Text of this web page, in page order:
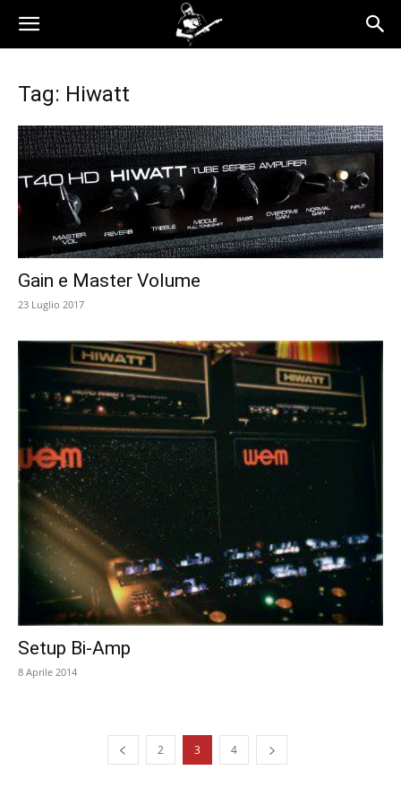
Tag: Hiwatt
Gain e Master Volume
23 Luglio 2017
Setup Bi-Amp
8 Aprile 2014
2 3 4